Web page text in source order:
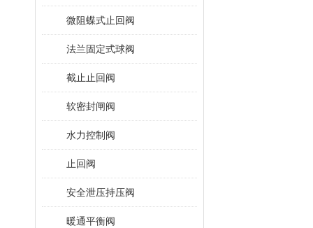
微阻蝶式止回阀
法兰固定式球阀
截止止回阀
软密封闸阀
水力控制阀
止回阀
安全泄压持压阀
暖通平衡阀